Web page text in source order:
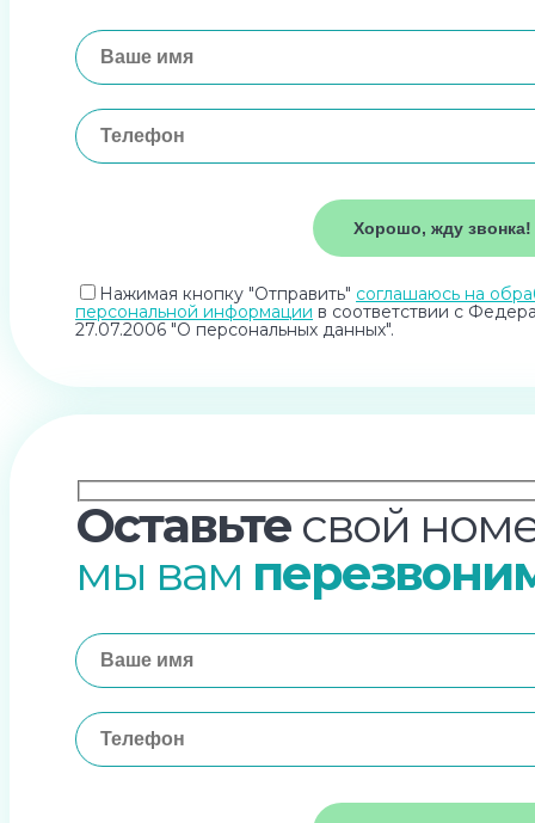
Нажимая кнопку "Отправить" соглашаюсь на
персональной информации в соответствии с
27.07.2006 "О персональных данных".
Оставьте свой
мы вам